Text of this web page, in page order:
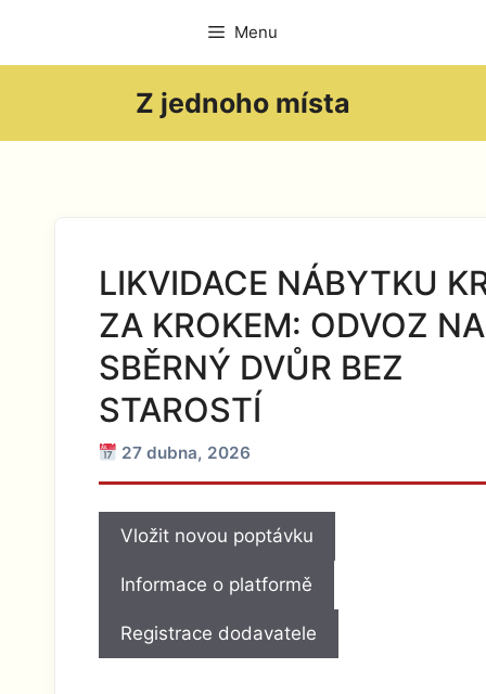
obsah
Menu
Z jednoho místa
LIKVIDACE NÁBYTKU
ZA KROKEM: ODVOZ NA
SBĚRNÝ DVŮR BEZ
STAROSTÍ
27 dubna, 2026
Vložit novou poptávku
Informace o platformě
Registrace dodavatele